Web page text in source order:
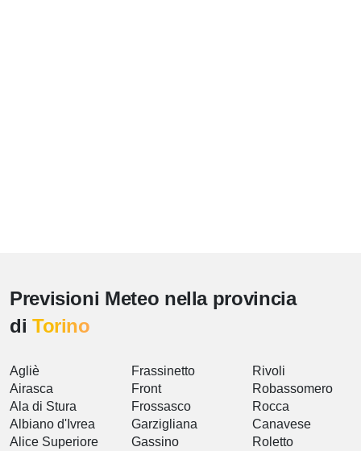
Previsioni Meteo nella provincia
di Torino
Agliè
Airasca
Ala di Stura
Albiano d'Ivrea
Alice Superiore
Frassinetto
Front
Frossasco
Garzigliana
Gassino
Rivoli
Robassomero
Rocca
Canavese
Roletto